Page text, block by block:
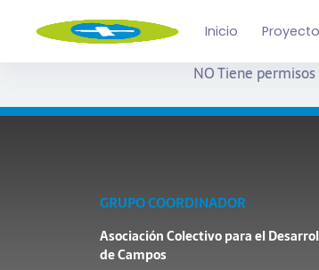
Inicio Proyecto
NO Tiene
GRUPO COORDINADOR
Asociación Colectivo para el
de Campos